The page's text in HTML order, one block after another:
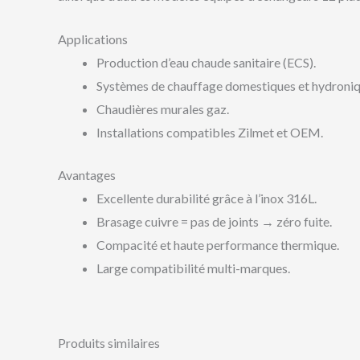
Applications
Production d’eau chaude sanitaire (ECS).
Systèmes de chauffage domestiques et
Chaudières murales gaz.
Installations compatibles Zilmet et OEM.
Avantages
Excellente durabilité grâce à l’inox 316L.
Brasage cuivre = pas de joints → zéro fuite.
Compacité et haute performance thermique.
Large compatibilité multi-marques.
Produits similaires